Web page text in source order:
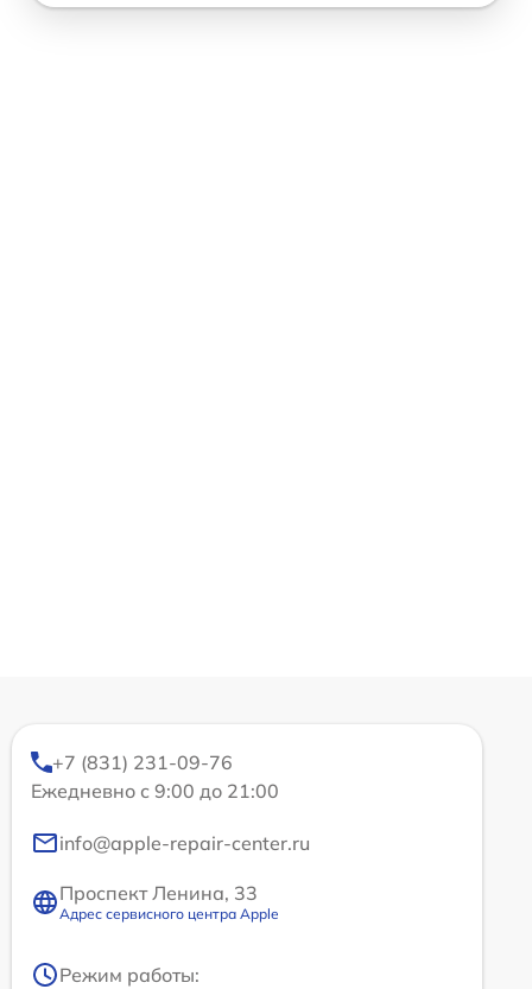
+7 (831) 231-09-76
Ежедневно с 9:00 до 21:00
info@apple-repair-center.ru
Проспект Ленина, 33
Адрес сервисного центра Apple
Режим работы: